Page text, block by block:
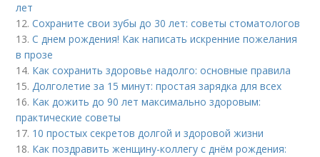
лет
12.Сохраните свои зубы до 30 лет: советы стоматологов
13.С днем рождения! Как написать искренние пожелания
в прозе
14. Как сохранить здоровье надолго: основные правила
15.Долголетие за 15 минут: простая зарядка для всех
16. Как дожить до 90 лет максимально здоровым:
практические советы
17. 10 простых секретов долгой и здоровой жизни
18. Как поздравить женщину-коллегу с днём рождения: